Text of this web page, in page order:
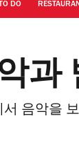
DO
과
서 음악을